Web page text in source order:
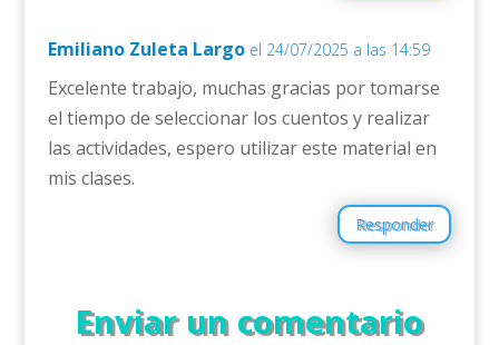
Emiliano Zuleta Largo el 24/07/2025 a las 14:59
Excelente trabajo, muchas gracias por tomarse
el tiempo de seleccionar los cuentos y realizar
las actividades, espero utilizar este material en
mis clases.
Responder
Enviar un comentario